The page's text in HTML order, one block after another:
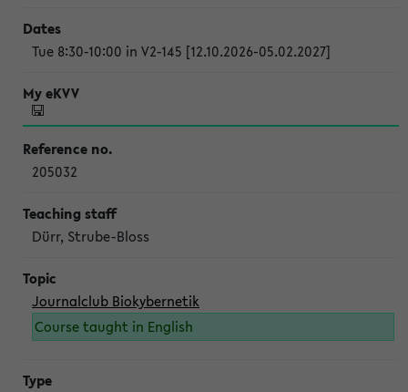
Tue 8:30-10:00 in V2-145 [12.10.2026-05.02.2027]
205032
Dürr, Strube-Bloss
Journalclub Biokybernetik
Course taught in English